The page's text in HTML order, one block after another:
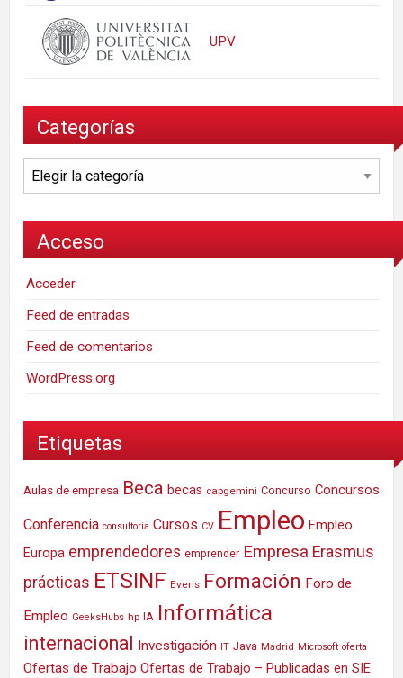
UPV
Categorías
Categorías
Acceso
Acceder
Feed de entradas
Feed de comentarios
WordPress.org
Etiquetas
Aulas de empresa Beca becas capgemini Concurso Concursos
Conferencia consultoria Cursos CV Empleo Empleo
Europa emprendedores emprender Empresa Erasmus
prácticas ETSINF Everis Formación Foro de
Empleo GeeksHubs hp IA Informática
internacional Investigación IT Java Madrid Microsoft oferta
Ofertas de Trabajo Ofertas de Trabajo – Publicadas en SIE